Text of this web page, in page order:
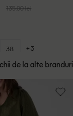
135.00 lei
38 +3
de la alte branduri